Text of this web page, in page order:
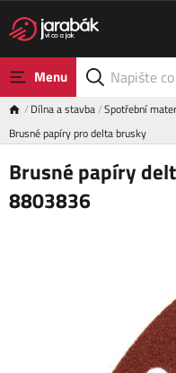
Menu
Dílna a stavba Spotřební
Brusné papíry pro delta brusky
Brusné papíry
8803836